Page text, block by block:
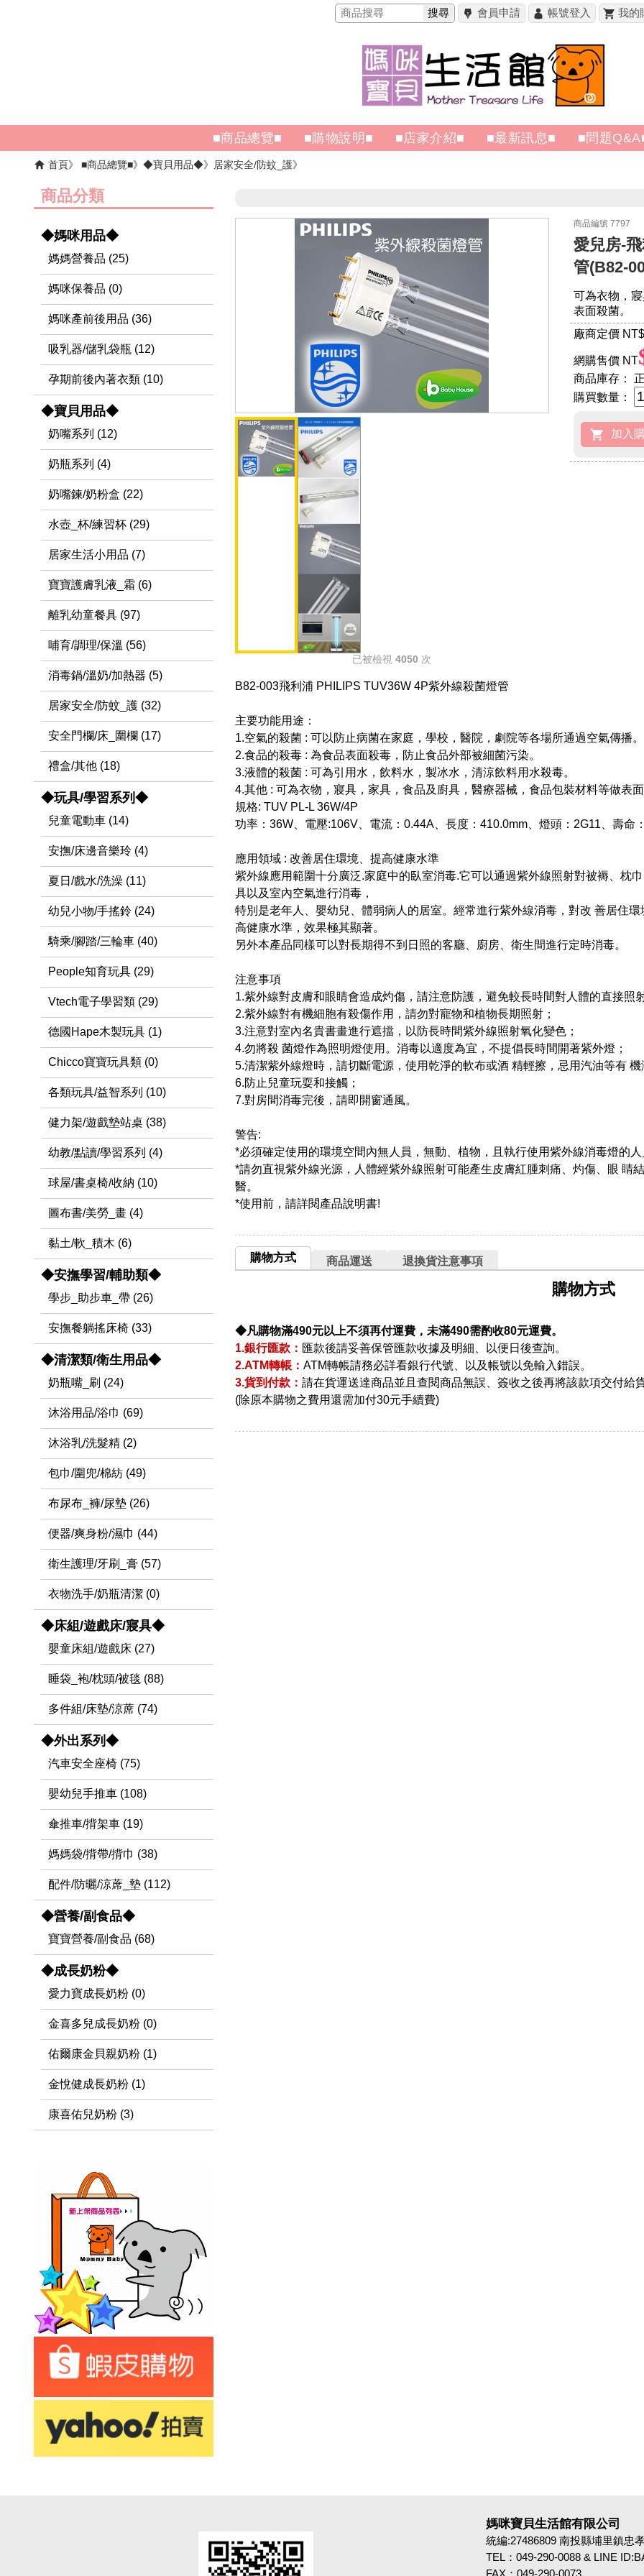
搜尋 會員申請 帳號登入 我的
■商品總覽■ ■購物說明■ ■店家介紹■ ■最新訊息■ ■問題
首頁 ■商品總覽■ ◆寶貝用品◆ 居家安全/防蚊_護
已被檢視4050 次
商品編號 7797
愛兒房-
管(B82-
可為衣物，
表面殺菌。
廠商定價 NT
網購售價 NT
商品庫存：
購買數量：
B82-003飛利浦 PHILIPS TUV36W 4P紫外線殺菌燈管
主要功能用途：
1.空氣的殺菌 : 可以防止病菌在家庭，學校，醫院，劇院等各場所通過空氣傳播。
2.食品的殺毒 : 為食品表面殺毒，防止食品外部被細菌污染。
3.液體的殺菌 : 可為引用水，飲料水，製冰水，清涼飲料用水殺毒。
4.其他 : 可為衣物，寢具，家具，食品及廚具，醫療器械，食品包裝材料等做表面
規格: TUV PL-L 36W/4P
功率：36W、電壓:106V、電流：0.44A、長度：410.0mm、燈頭：2G11、壽命
應用領域 : 改善居住環境、提高健康水準
紫外線應用範圍十分廣泛.家庭中的臥室消毒.它可以通過紫外線照射對被褥、枕
具以及室內空氣進行消毒，
特別是老年人、嬰幼兒、體弱病人的居室。經常進行紫外線消毒，對改 善居住環
高健康水準，效果極其顯著。
另外本產品同樣可以對長期得不到日照的客廳、廚房、衛生間進行定時消毒。
注意事項
1.紫外線對皮膚和眼睛會造成灼傷，請注意防護，避免較長時間對人體的直接照
2.紫外線對有機細胞有殺傷作用，請勿對寵物和植物長期照射；
3.注意對室內名貴書畫進行遮擋，以防長時間紫外線照射氧化變色；
4.勿將殺 菌燈作為照明燈使用。消毒以適度為宜，不提倡長時間開著紫外燈；
5.清潔紫外線燈時，請切斷電源，使用乾淨的軟布或酒 精輕擦，忌用汽油等有 機
6.防止兒童玩耍和接觸；
7.對房間消毒完後，請即開窗通風。
警告:
*必須確定使用的環境空間內無人員，無動、植物，且執行使用紫外線消毒燈的
*請勿直視紫外線光源，人體經紫外線照射可能產生皮膚紅腫刺痛、灼傷、眼 睛
醫。
*使用前，請詳閱產品說明書!
購物方式 商品運送 退換貨注意事項
購物方式
◆凡購物滿490元以上不須再付運費，未滿490需酌收80元運費。
1.銀行匯款： 匯款後請妥善保管匯款收據及明細、以便日後查詢。
2.ATM轉帳： ATM轉帳請務必詳看銀行代號、以及帳號以免輸入錯誤。
3.貨到付款： 請在貨運送達商品並且查閱商品無誤、簽收之後再將該款項交付給
(除原本購物之費用還需加付30元手續費)
商品分類
◆媽咪用品◆
媽媽營養品 (25)
媽咪保養品 (0)
媽咪產前後用品 (36)
吸乳器/儲乳袋瓶 (12)
孕期前後內著衣類 (10)
◆寶貝用品◆
奶嘴系列 (12)
奶瓶系列 (4)
奶嘴鍊/奶粉盒 (22)
水壺_杯/練習杯 (29)
居家生活小用品 (7)
寶寶護膚乳液_霜 (6)
離乳幼童餐具 (97)
哺育/調理/保溫 (56)
消毒鍋/溫奶/加熱器 (5)
居家安全/防蚊_護 (32)
安全門欄/床_圍欄 (17)
禮盒/其他 (18)
◆玩具/學習系列◆
兒童電動車 (14)
安撫/床邊音樂玲 (4)
夏日/戲水/洗澡 (11)
幼兒小物/手搖鈴 (24)
騎乘/腳踏/三輪車 (40)
People知育玩具 (29)
Vtech電子學習類 (29)
德國Hape木製玩具 (1)
Chicco寶寶玩具類 (0)
各類玩具/益智系列 (10)
健力架/遊戲墊站桌 (38)
幼教/點讀/學習系列 (4)
球屋/書桌椅/收納 (10)
圖布書/美勞_畫 (4)
黏土/軟_積木 (6)
◆安撫學習/輔助類◆
學步_助步車_帶 (26)
安撫餐躺搖床椅 (33)
◆清潔類/衛生用品◆
奶瓶嘴_刷 (24)
沐浴用品/浴巾 (69)
沐浴乳/洗髮精 (2)
包巾/圍兜/棉紡 (49)
布尿布_褲/尿墊 (26)
便器/爽身粉/濕巾 (44)
衛生護理/牙刷_膏 (57)
衣物洗手/奶瓶清潔 (0)
◆床組/遊戲床/寢具◆
嬰童床組/遊戲床 (27)
睡袋_袍/枕頭/被毯 (88)
多件組/床墊/涼蓆 (74)
◆外出系列◆
汽車安全座椅 (75)
嬰幼兒手推車 (108)
傘推車/揹架車 (19)
媽媽袋/揹帶/揹巾 (38)
配件/防曬/涼蓆_墊 (112)
◆營養/副食品◆
寶寶營養/副食品 (68)
◆成長奶粉◆
愛力寶成長奶粉 (0)
金喜多兒成長奶粉 (0)
佑爾康金貝親奶粉 (1)
金悅健成長奶粉 (1)
康喜佑兒奶粉 (3)
媽咪寶貝生活館有限公司
統編:27486809 南投縣埔里鎮忠
TEL：049-290-0088 & LINE
FAX：049-290-0073